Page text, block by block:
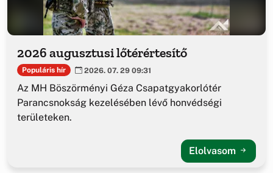
2026 augusztusi lőtérértesítő
Populáris hír 2026. 07. 29 09:31
Az MH Böszörményi Géza Csapatgyakorlótér
Parancsnokság kezelésében lévő honvédségi
területeken.
Elolvasom